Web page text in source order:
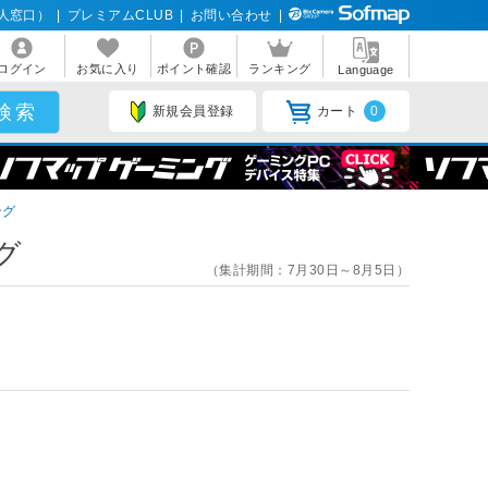
窓口） プレミアムCLUB お問い合わせ
グイン お気に入り ポイント確認 ランキング Language
新規会員登録 カート 0
（集計期間：7月30日～8月5日）